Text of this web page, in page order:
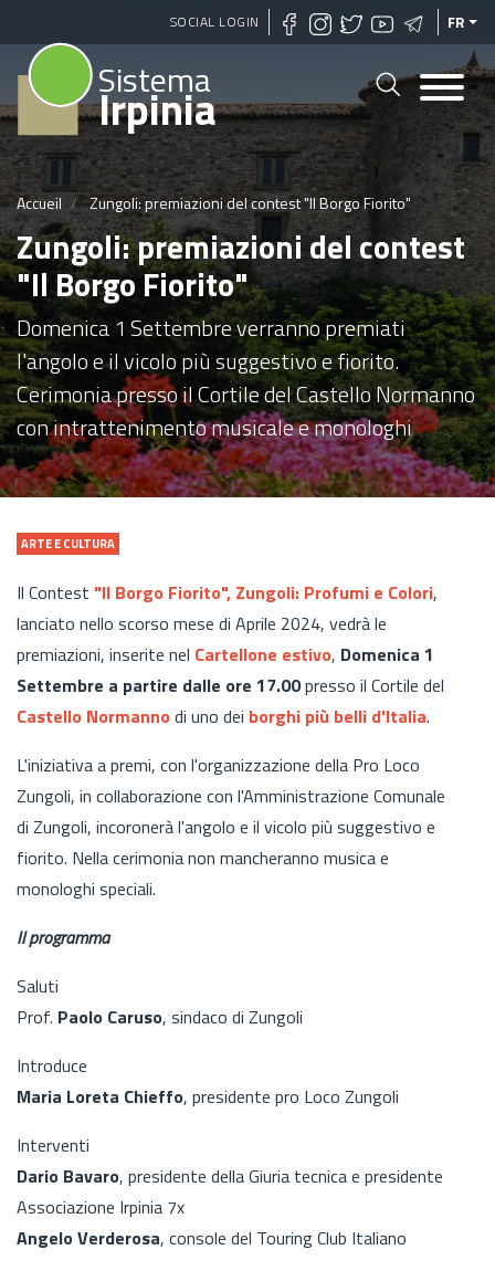
Aller
au
SOCIAL LOGIN FR
Sistema
Irpinia
Accueil Zungoli: premiazioni del contest "Il Borgo Fiorito"
Zungoli: premiazioni del contest
"Il Borgo Fiorito"
Domenica 1 Settembre verranno premiati
l'angolo e il vicolo più suggestivo e fiorito.
Cerimonia presso il Cortile del Castello Normanno
con intrattenimento musicale e monologhi
ARTE E CULTURA
Il Contest "Il Borgo Fiorito", Zungoli: Profumi e Colori,
lanciato nello scorso mese di Aprile 2024, vedrà le
premiazioni, inserite nel Cartellone estivo, Domenica 1
Settembre a partire dalle ore 17.00presso il Cortile del
Castello Normanno di uno dei borghi più belli d'Italia.
L'iniziativa a premi, con l'organizzazione della Pro Loco
Zungoli, in collaborazione con l'Amministrazione Comunale
di Zungoli, incoronerà l'angolo e il vicolo più suggestivo e
fiorito. Nella cerimonia non mancheranno musica e
monologhi speciali.
Il programma
Saluti
Prof. Paolo Caruso, sindaco di Zungoli
Introduce
Maria Loreta Chieffo, presidente pro Loco Zungoli
Interventi
Dario Bavaro, presidente della Giuria tecnica e presidente
Associazione Irpinia 7x
Angelo Verderosa, console del Touring Club Italiano